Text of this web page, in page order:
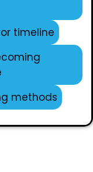
timeline
methods